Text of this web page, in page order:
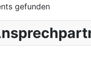
gefunden